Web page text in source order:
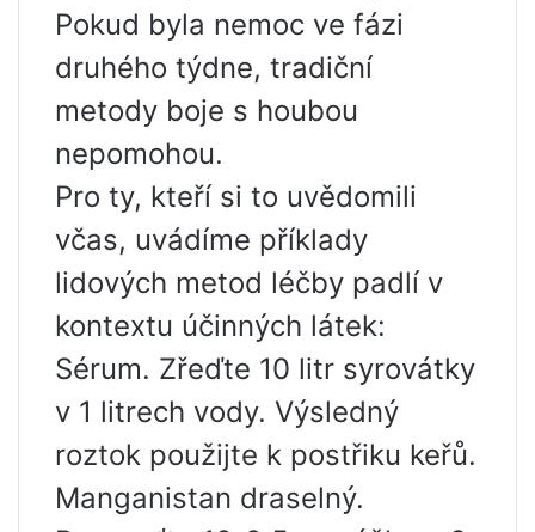
Pokud byla nemoc ve fázi
druhého týdne, tradiční
metody boje s houbou
nepomohou.
Pro ty, kteří si to uvědomili
včas, uvádíme příklady
lidových metod léčby padlí v
kontextu účinných látek:
Sérum. Zřeďte 10 litr syrovátky
v 1 litrech vody. Výsledný
roztok použijte k postřiku keřů.
Manganistan draselný.